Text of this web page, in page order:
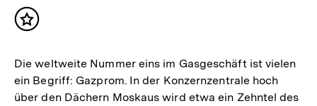
Inhalt
Die weltweite Nummer eins im Gasgeschäft ist vielen
ein Begriff: Gazprom. In der Konzernzentrale hoch
über den Dächern Moskaus wird etwa ein Zehntel des